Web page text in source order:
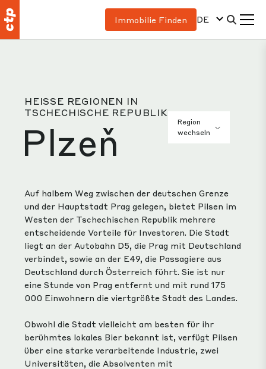
Immobilie Finden DE
HEISSE REGIONEN IN T
SCHECHISCHE REPUBLIK
Plzeň
Region
wechseln
Auf halbem Weg zwischen der deutschen Grenze
und der Hauptstadt Prag gelegen, bietet Pilsen im
Westen der Tschechischen Republik mehrere
entscheidende Vorteile für Investoren. Die Stadt
liegt an der Autobahn D5, die Prag mit Deutschland
verbindet, sowie an der E49, die Passagiere aus
Deutschland durch Österreich führt. Sie ist nur
eine Stunde von Prag entfernt und mit rund 175
000 Einwohnern die viertgrößte Stadt des Landes.
Obwohl die Stadt vielleicht am besten für ihr
berühmtes lokales Bier bekannt ist, verfügt Pilsen
über eine starke verarbeitende Industrie, zwei
Universitäten, die Absolventen mit